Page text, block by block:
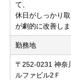
て、
休日がしっかり
が劇的に改善し
勤務地
〒252-0231 神奈
ルファビル2Ｆ